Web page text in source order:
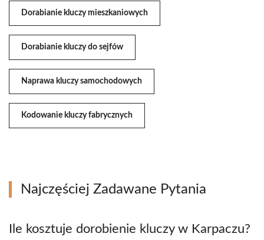
Dorabianie kluczy mieszkaniowych
Dorabianie kluczy do sejfów
Naprawa kluczy samochodowych
Kodowanie kluczy fabrycznych
Najczęściej Zadawane Pytania
Ile kosztuje dorobienie kluczy w Karpaczu?